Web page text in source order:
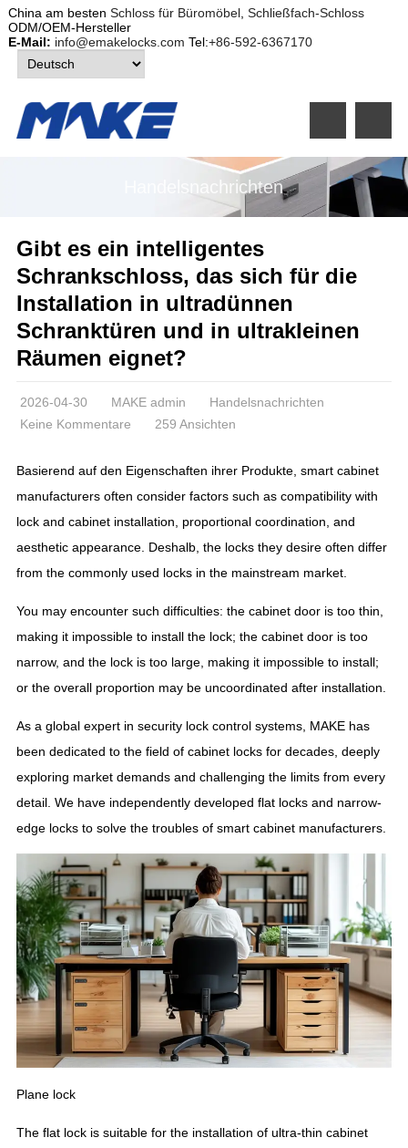
China am besten Schloss für Büromöbel, Schließfach-Schloss
ODM/OEM-Hersteller
E-Mail: info@emakelocks.com Tel:+86-592-6367170
Handelsnachrichten
Gibt es ein intelligentes
Schrankschloss, das sich für die
Installation in ultradünnen
Schranktüren und in ultrakleinen
Räumen eignet?
2026-04-30 MAKE admin
Handelsnachrichten
Keine Kommentare
259 Ansichten
Basierend auf den Eigenschaften ihrer Produkte, smart cabinet
manufacturers often consider factors such as compatibility with
lock and cabinet installation
proportional coordination and
aesthetic appearance. Deshalb, the locks they desire often differ
from the commonly used locks in the mainstream market.
You may encounter such difficulties: the cabinet door is too thin
making it impossible to install the lock; the cabinet door is too
narrow, and the lock is too large, making it impossible to install;
or the overall proportion may be uncoordinated after installation
As a global expert in security lock control systems, MAKE has
been dedicated to the field of cabinet locks for decades, deeply
exploring market demands and challenging the limits from every
detail. We have independently developed flat locks and narrow-
edge locks to solve the troubles of smart cabinet manufacturers.
Plane lock
The flat lock is suitable for the installation of ultra-thin cabinet